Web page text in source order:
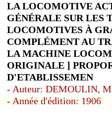
LA LOCOMOTIVE
GÉNÉRALE SUR LES
LOCOMOTIVES À
COMPLÉMENT AU
LA MACHINE
ORIGINALE ]
D'ETABLISSEMEN
- Auteur: DEMOULIN,
- Année d'édition: 1906